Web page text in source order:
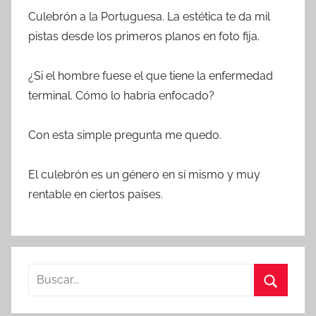
Culebrón a la Portuguesa. La estética te da mil
pistas desde los primeros planos en foto fija.
¿Si el hombre fuese el que tiene la enfermedad
terminal. Cómo lo habría enfocado?
Con esta simple pregunta me quedo.
El culebrón es un género en sí mismo y muy
rentable en ciertos países.
s